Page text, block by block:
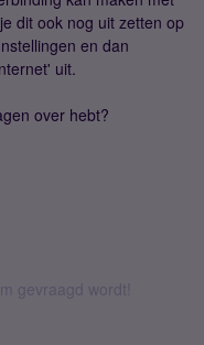
dit ook nog uit zetten op
en dan
uit.
over hebt?
gevraagd wordt!